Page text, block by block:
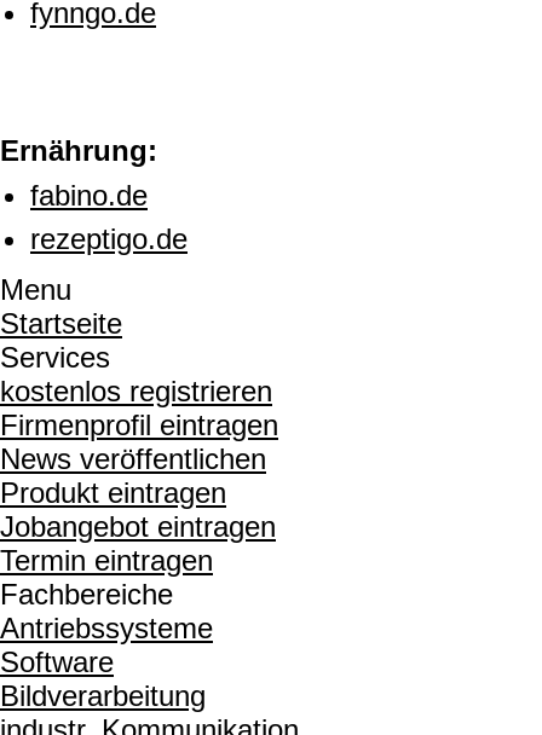
fynngo.de
Ernährung:
fabino.de
rezeptigo.de
Menu
Startseite
Services
kostenlos registrieren
Firmenprofil eintragen
News veröffentlichen
Produkt eintragen
Jobangebot eintragen
Termin eintragen
Fachbereiche
Antriebssysteme
Software
Bildverarbeitung